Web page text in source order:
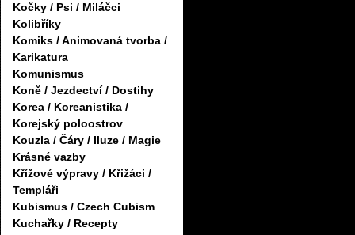
Kočky / Psi / Miláčci
Kolibříky
Komiks / Animovaná tvorba /
Karikatura
Komunismus
Koně / Jezdectví / Dostihy
Korea / Koreanistika /
Korejský poloostrov
Kouzla / Čáry / Iluze / Magie
Krásné vazby
Křížové výpravy / Křižáci /
Templáři
Kubismus / Czech Cubism
Kuchařky / Recepty